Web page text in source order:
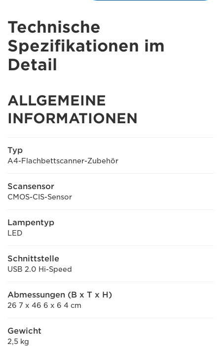
Technische
Spezifikationen im
Detail
ALLGEMEINE
INFORMATIONEN
Typ
A4-Flachbettscanner-Zubehör
Scansensor
CMOS-CIS-Sensor
Lampentyp
LED
Schnittstelle
USB 2.0 Hi-Speed
Abmessungen (B x T x H)
26 7 x 46 6 x 6 4 cm
Gewicht
2,5 kg